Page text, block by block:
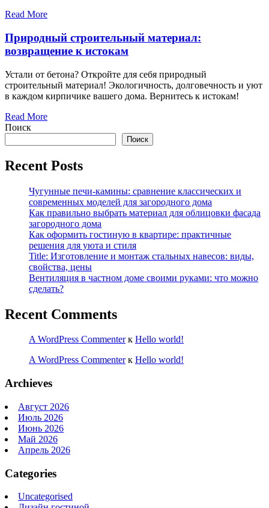
Read More
Природный строительный материал:
возвращение к истокам
Устали от бетона? Откройте для себя природный
строительный материал! Экологичность, долговечность и уют
в каждом кирпичике вашего дома. Вернитесь к истокам!
Read More
Поиск
Поиск
Recent Posts
Чугунные печи-камины: сравнение классических и
современных моделей для загородного дома
Как правильно выбрать материал для облицовки фасада
загородного дома
Как оформить гостиную в квартире: практичные
решения для уюта и стиля
Title: Изготовление и монтаж стальных навесов: виды,
свойства, цены
Вентиляция в частном доме своими руками: что можно
сделать?
Recent Comments
A WordPress Commenterк Hello world!
A WordPress Commenterк Hello world!
Archieves
Август 2026
Июль 2026
Июнь 2026
Май 2026
Апрель 2026
Categories
Uncategorised